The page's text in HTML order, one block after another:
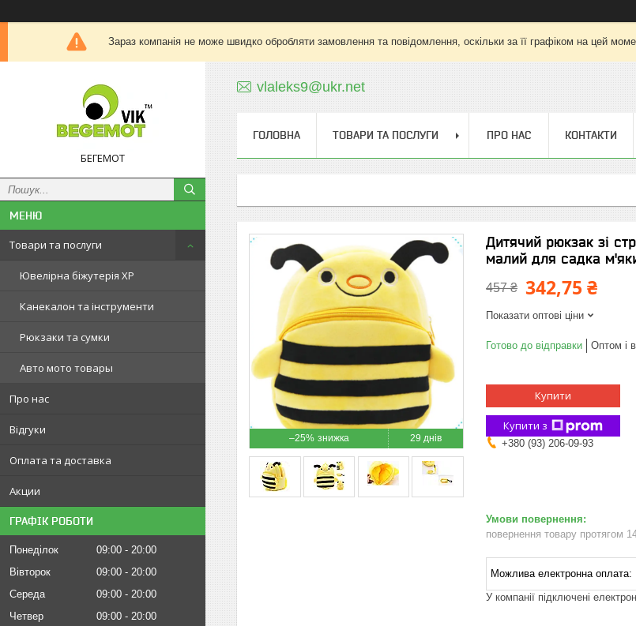
Зараз компанія не може швидко обробляти замовлення та повідомлення, оскільки за її графіком на цей
БЕГЕМОТ
Товари та послуги
Ювелірна біжутерія XP
Канекалон та інструменти
Рюкзаки та сумки
Авто мото товары
Про нас
Відгуки
Оплата та доставка
Акции
ГРАФІК РОБОТИ
Понеділок 09:00
20:00
Вівторок
09:00
20:00
Середа
09:00
20:00
Четвер
09:00
20:00
vlaleks9@ukr.net
ГОЛОВНА ТОВАРИ ТА ПОСЛУГИ ПРО НАС КОНТАКТИ
–25% 29 днів
Дитячий рюкзак зі
малий для садка
457 ₴ 342,75 ₴
Показати оптові ціни
Готово до відправки Оптом і
Купити
Купити з
+380 (93) 206-09-93
повернення товару протягом
У компанії підключені